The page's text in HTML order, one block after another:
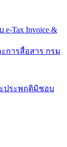
Tax Invoice &
การสื่อสาร กรม
ะประพฤติมิชอบ